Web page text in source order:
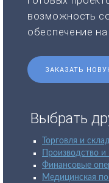
возможность
обеспечение на
ЗАКАЗАТЬ
Выбрать
Торговля и
Производство
Финансовые
Медицинская